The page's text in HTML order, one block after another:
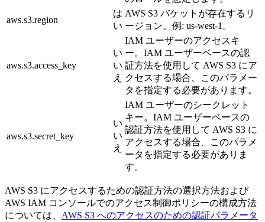
aws.s3.region
は
い
AWS S3 バケットが存在するリ
ージョン。例: us-west-1。
aws.s3.access_key
い
い
え
IAM ユーザーのアクセスキ
ー。IAM ユーザーベースの認
証方法を使用して AWS S3 にア
クセスする場合、このパラメー
タを指定する必要があります。
aws.s3.secret_key
い
い
え
IAM ユーザーのシークレット
キー。IAM ユーザーベースの
認証方法を使用して AWS S3 に
アクセスする場合、このパラメ
ータを指定する必要がありま
す。
AWS S3 にアクセスするための認証方法の選択方法および
AWS IAM コンソールでのアクセス制御ポリシーの構成方法
については、 AWS S3 へのアクセスのための認証パラメータ